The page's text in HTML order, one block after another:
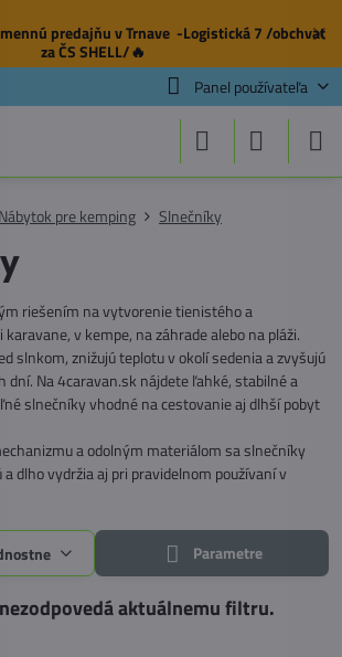
✕
predajňuv Trnave -Logistická 7 /obchvat
za ČS SHELL/🔥
Panel používateľa
Nábytok pre kemping Slnečníky
riešením na vytvorenie tienistého a
v kempe, na záhrade alebo na pláži.
slnkom, znižujú teplotu v okolí sedenia a zvyšujú
dní. Na 4caravan.sk nájdete ľahké, stabilné a
slnečníky vhodné na cestovanie aj dlhší pobyt
a odolným materiálom sa slnečníky
dlho vydržia aj pri pravidelnom používaní v
Parametre